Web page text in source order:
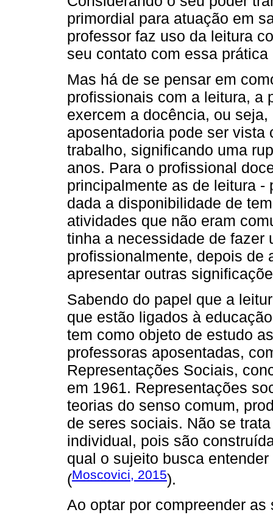
primordial para atuação em
professor faz uso da leitura
seu contato com essa
Mas há de se pensar em
profissionais com a leitura, a
exercem a docência, ou
aposentadoria pode ser
trabalho, significando uma
anos. Para o profissional
principalmente as de leitura
dada a disponibilidade de
atividades que não eram
tinha a necessidade de fazer
profissionalmente, depois de
apresentar outras
Sabendo do papel que a
que estão ligados à
tem como objeto de estudo
professoras aposentadas,
Representações Sociais,
em 1961. Representações
teorias do senso comum,
de seres sociais. Não se
individual, pois são
qual o sujeito busca
(Moscovici, 2015).
Ao optar por compreender